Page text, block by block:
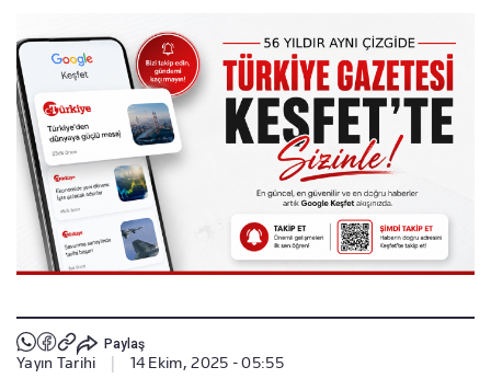
Paylaş
Yayın Tarihi 14 Ekim, 2025 - 05:55